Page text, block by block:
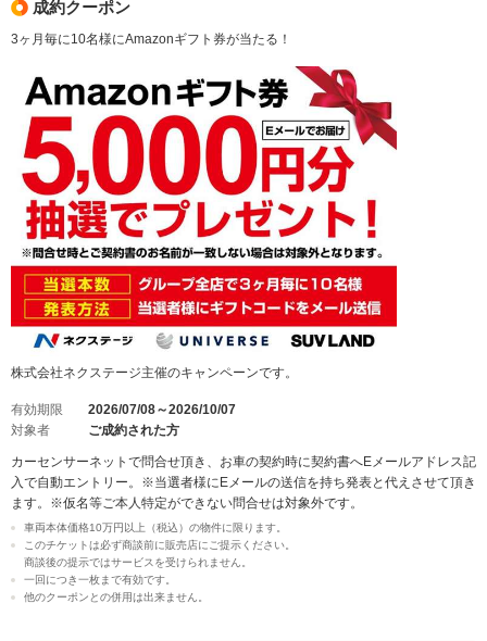
成約クーポン
3ヶ月毎に10名様にAmazonギフト券が当たる！
株式会社ネクステージ主催のキャンペーンです。
有効期限
2026/07/08～2026/10/07
対象者
ご成約された方
カーセンサーネットで問合せ頂き、お車の契約時に契約書へEメールアドレス記
入で自動エントリー。※当選者様にEメールの送信を持ち発表と代えさせて頂き
ます。※仮名等ご本人特定ができない問合せは対象外です。
車両本体価格10万円以上（税込）の物件に限ります。
このチケットは必ず商談前に販売店にご提示ください。
商談後の提示ではサービスを受けられません。
一回につき一枚まで有効です。
他のクーポンとの併用は出来ません。